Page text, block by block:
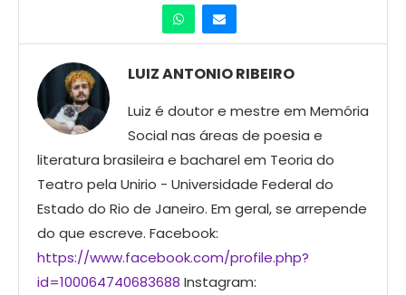
LUIZ ANTONIO RIBEIRO
Luiz é doutor e mestre em Memória
Social nas áreas de poesia e
literatura brasileira e bacharel em Teoria do
Teatro pela Unirio - Universidade Federal do
Estado do Rio de Janeiro. Em geral, se arrepende
do que escreve. Facebook:
https://www.facebook.com/profile.php?
id=100064740683688 Instagram: